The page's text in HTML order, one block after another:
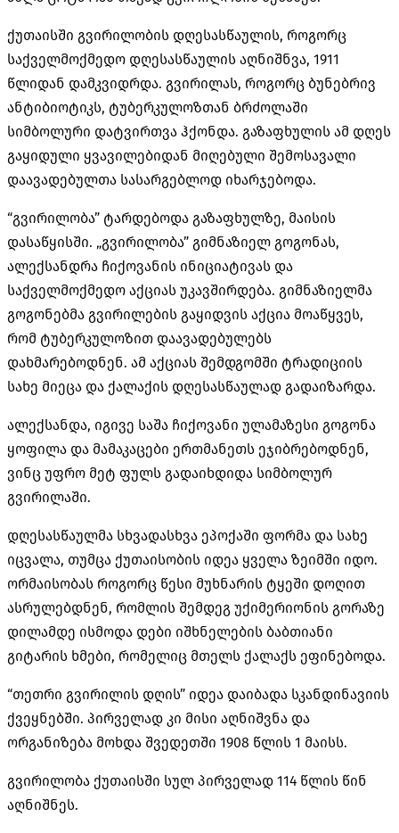
ქუთაისში გვირილობის დღესასწაულის, როგორც
საქველმოქმედო დღესასწაულის აღნიშნვა, 1911
წლიდან დამკვიდრდა. გვირილას, როგორც ბუნებრივ
ანტიბიოტიკს, ტუბერკულოზთან ბრძოლაში
სიმბოლური დატვირთვა ჰქონდა. გაზაფხულის ამ დღეს
გაყიდული ყვავილებიდან მიღებული შემოსავალი
დაავადებულთა სასარგებლოდ იხარჯებოდა.
“გვირილობა” ტარდებოდა გაზაფხულზე, მაისის
დასაწყისში. „გვირილობა” გიმნაზიელ გოგონას,
ალექსანდრა ჩიქოვანის ინიციატივას და
საქველმოქმედო აქციას უკავშირდება. გიმნაზიელმა
გოგონებმა გვირილების გაყიდვის აქცია მოაწყვეს,
რომ ტუბერკულოზით დაავადებულებს
დახმარებოდნენ. ამ აქციას შემდგომში ტრადიციის
სახე მიეცა და ქალაქის დღესასწაულად გადაიზარდა.
ალექსანდა, იგივე საშა ჩიქოვანი ულამაზესი გოგონა
ყოფილა და მამაკაცები ერთმანეთს ეჯიბრებოდნენ,
ვინც უფრო მეტ ფულს გადაიხდიდა სიმბოლურ
გვირილაში.
დღესასწაულმა სხვადასხვა ეპოქაში ფორმა და სახე
იცვალა, თუმცა ქუთაისობის იდეა ყველა ზეიმში იდო.
ორმაისობას როგორც წესი მუხნარის ტყეში დოღით
ასრულებდნენ, რომლის შემდეგ უქიმერიონის გორაზე
დილამდე ისმოდა დები იშხნელების ბაბთიანი
გიტარის ხმები, რომელიც მთელს ქალაქს ეფინებოდა.
“თეთრი გვირილის დღის” იდეა დაიბადა სკანდინავიის
ქვეყნებში. პირველად კი მისი აღნიშვნა და
ორგანიზება მოხდა შვედეთში 1908 წლის 1 მაისს.
გვირილობა ქუთაისში სულ პირველად 114 წლის წინ
აღნიშნეს.